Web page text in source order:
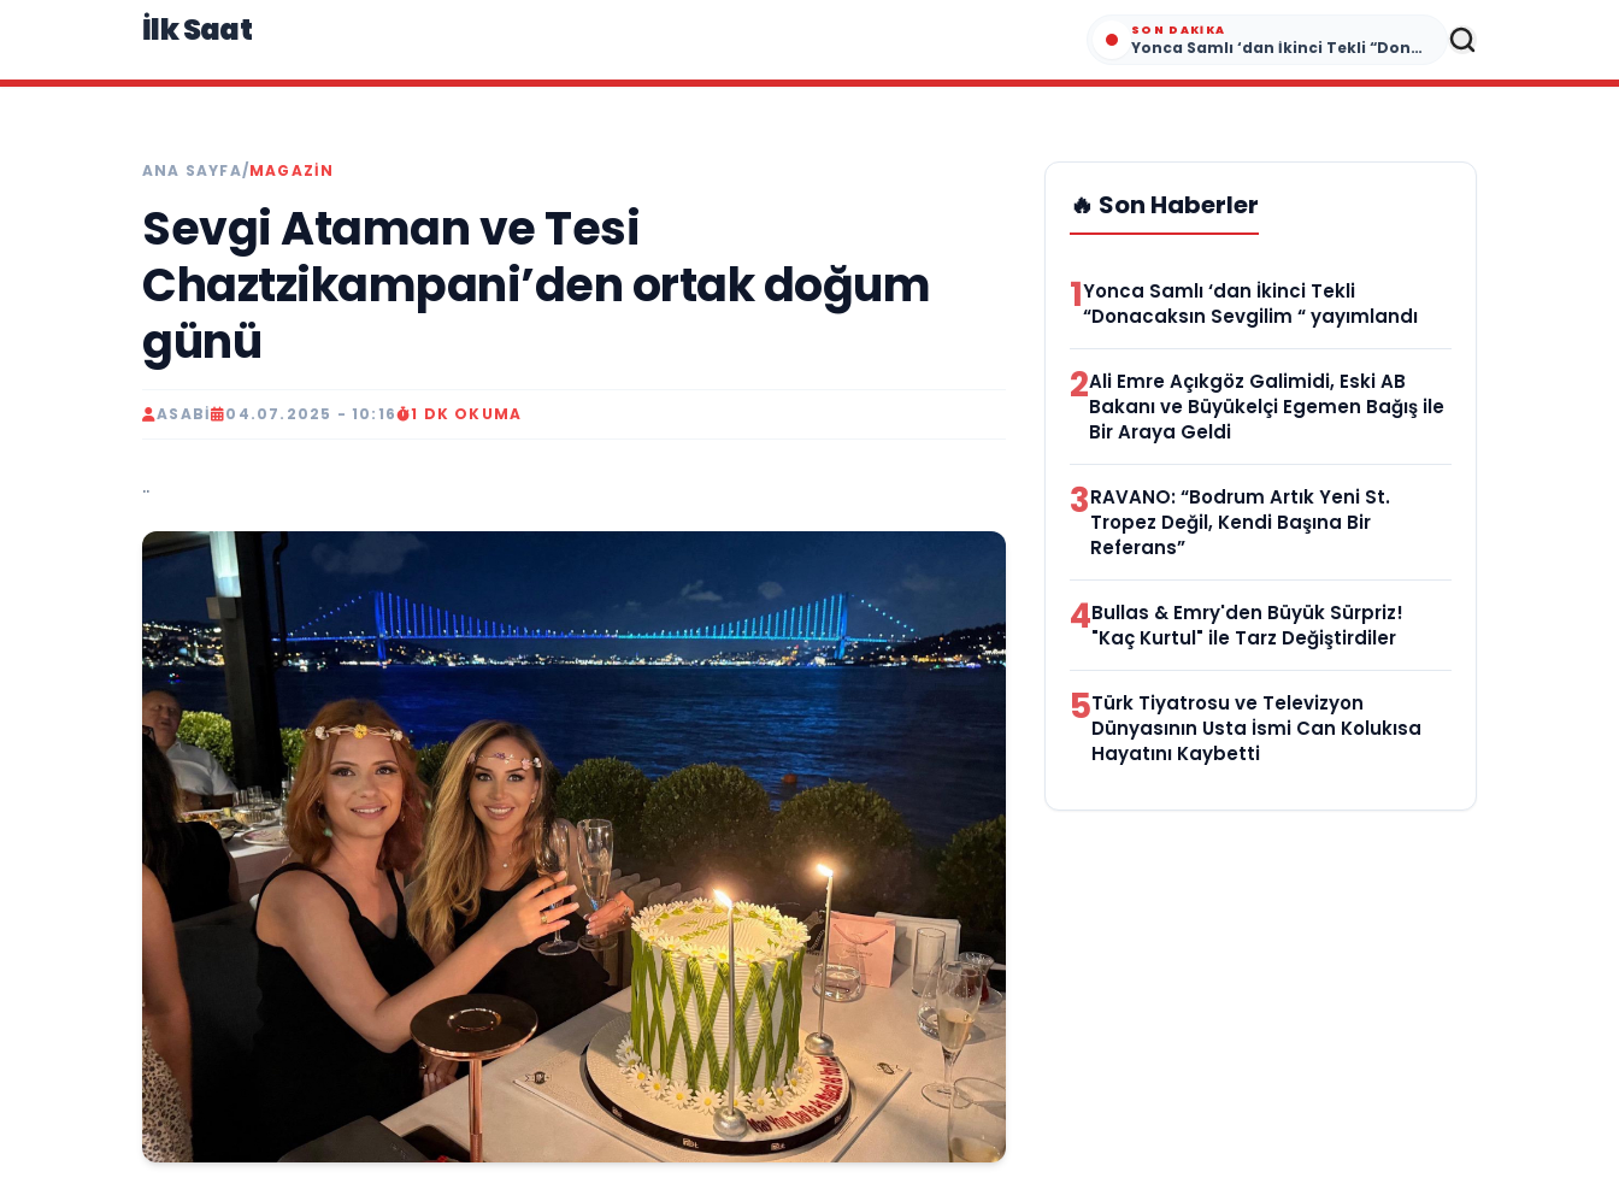
İlk Saat SON DAKIKA
Yonca Samlı ‘dan İkinci Tekli “Donacaksın Sevgilim “ yayımlandı
ANA SAYFA/MAGAZIN
Sevgi Ataman ve Tesi
Chaztzikampani’den ortak doğum
günü
ASABI 04.07.2025 - 10:16 1 DK OKUMA
..
🔥 Son Haberler
1Yonca Samlı ‘dan İkinci Tekli
“Donacaksın Sevgilim “ yayımlandı
2Ali Emre Açıkgöz Galimidi, Eski AB
Bakanı ve Büyükelçi Egemen Bağış ile
Bir Araya Geldi
3RAVANO: “Bodrum Artık Yeni St.
Tropez Değil, Kendi Başına Bir
Referans”
4Bullas & Emry'den Büyük Sürpriz!
"Kaç Kurtul" ile Tarz Değiştirdiler
5Türk Tiyatrosu ve Televizyon
Dünyasının Usta İsmi Can Kolukısa
Hayatını Kaybetti